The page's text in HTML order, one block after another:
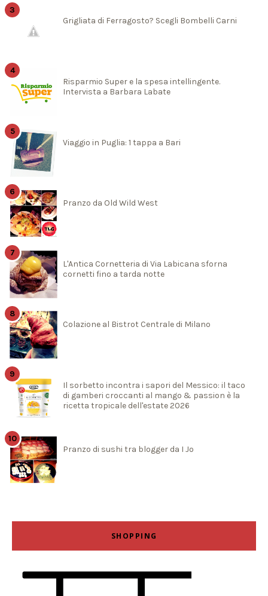
Grigliata di Ferragosto? Scegli Bombelli Carni
Risparmio Super e la spesa intellingente.
Intervista a Barbara Labate
Viaggio in Puglia: 1 tappa a Bari
Pranzo da Old Wild West
L'Antica Cornetteria di Via Labicana sforna
cornetti fino a tarda notte
Colazione al Bistrot Centrale di Milano
Il sorbetto incontra i sapori del Messico: il taco
di gamberi croccanti al mango & passion è la
ricetta tropicale dell'estate 2026
Pranzo di sushi tra blogger da I Jo
SHOPPING